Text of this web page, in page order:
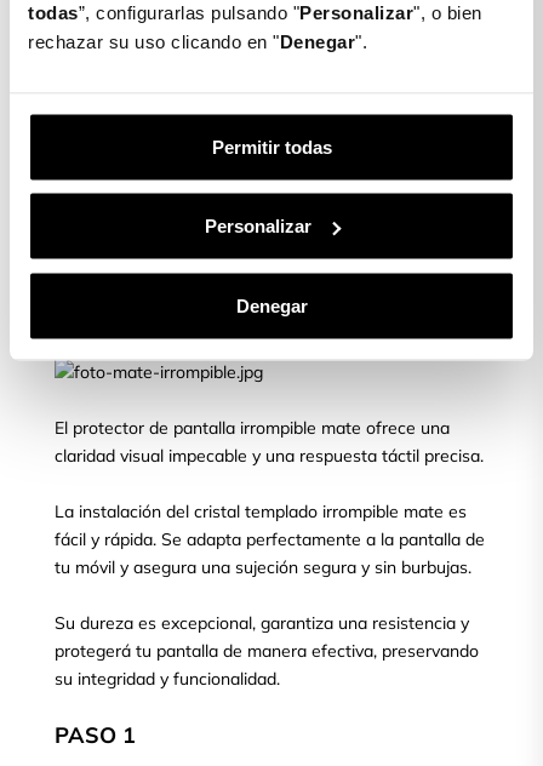
todas”, configurarlas pulsando "Personalizar", o bien
rechazar su uso clicando en "Denegar".
Permitir todas
Personalizar
Denegar
cristal templado irrompible mate ofrece una resistencia
extrema, superando con creces a los protectores de
alta resistencia, este protector de pantalla ofrece una
defensa sin igual contra golpes, caídas y roturas.
absorber y dispersar la energía de impacto, evitando
que se transmita a la pantalla y minimizando el riesgo
El protector de pantalla irrompible mate ofrece una
claridad visual impecable y una respuesta táctil precisa.
La instalación del cristal templado irrompible mate es
fácil y rápida. Se adapta perfectamente a la pantalla de
tu móvil y asegura una sujeción segura y sin burbujas.
Su dureza es excepcional, garantiza una resistencia y
protegerá tu pantalla de manera efectiva, preservando
su integridad y funcionalidad.
PASO 1